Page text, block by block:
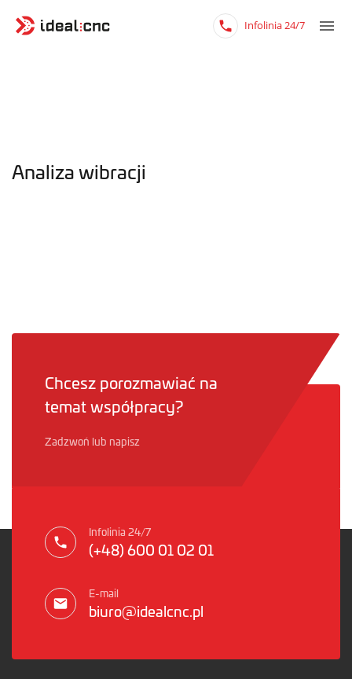
Infolinia 24/7
Analiza wibracji
Chcesz porozmawiać na
temat współpracy?
Zadzwoń lub napisz
Infolinia 24/7
(+48) 600 01 02 01
E-mail
biuro@idealcnc.pl